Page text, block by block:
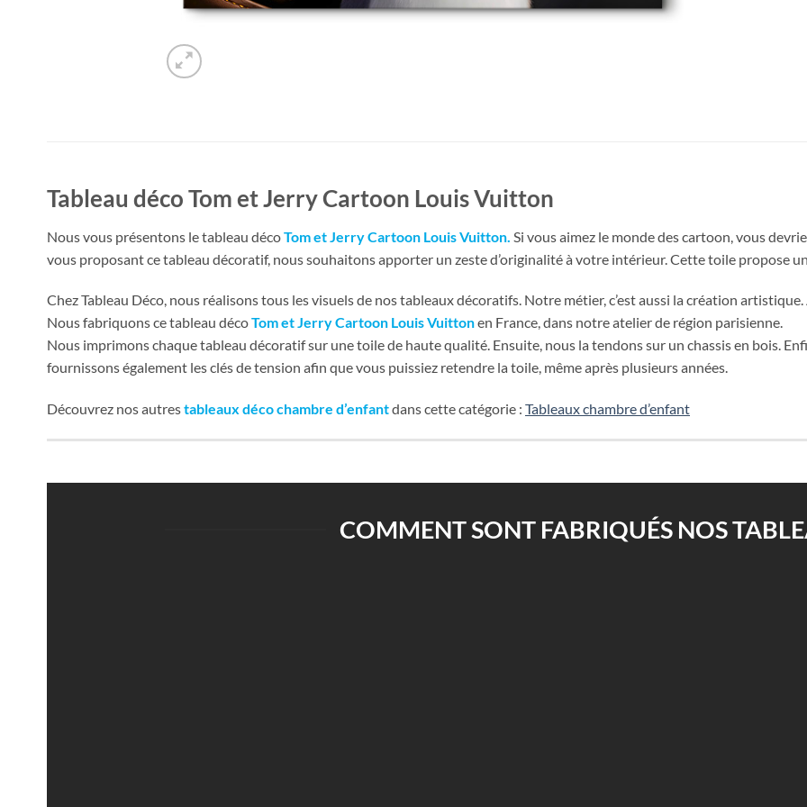
Tableau déco Tom et Jerry Cartoon Louis Vuitton
Nous vous présentons le tableau décoTom et Jerry Cartoon Louis Vuitton Si vous aimez le monde des cartoon, vous
vous proposant ce tableau décoratif, nous souhaitons apporter un zeste d’originalité à votre intérieur. Cette toile propose
Chez Tableau Déco, nous réalisons tous les visuels de nos tableaux décoratifs. Notre métier, c’est aussi la création
Nous fabriquons ce tableau décoTom et Jerry Cartoon Louis Vuittonen France, dans notre atelier de région parisienne.
Nous imprimons chaque tableau décoratif sur une toile de haute qualité. Ensuite, nous la tendons sur un chassis en bois.
fournissons également les clés de tension afin que vous puissiez retendre la toile, même après plusieurs années.
Découvrez nos autrestableaux déco chambre d’enfantdans cette catégorie : Tableaux chambre d’enfant
COMMENT SONT FABRIQUÉS NOS